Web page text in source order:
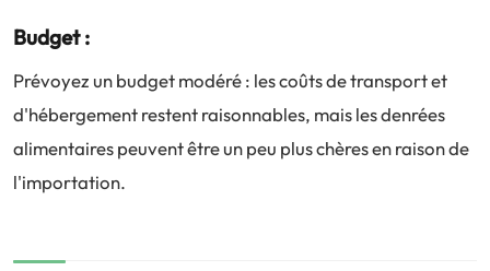
Budget :
Prévoyez un budget modéré : les coûts de transport et
d'hébergement restent raisonnables, mais les denrées
alimentaires peuvent être un peu plus chères en raison de
l'importation.